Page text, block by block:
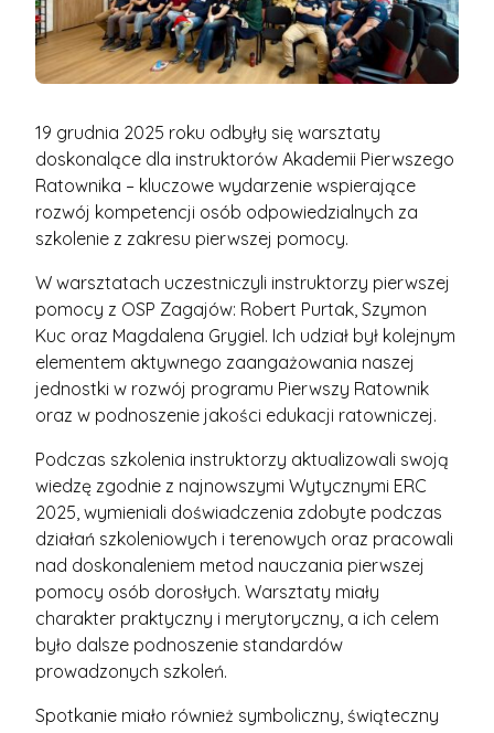
19 grudnia 2025 roku odbyły się warsztaty
doskonalące dla instruktorów Akademii Pierwszego
Ratownika – kluczowe wydarzenie wspierające
rozwój kompetencji osób odpowiedzialnych za
szkolenie z zakresu pierwszej pomocy.
W warsztatach uczestniczyli instruktorzy pierwszej
pomocy z OSP Zagajów: Robert Purtak, Szymon
Kuc oraz Magdalena Grygiel. Ich udział był kolejnym
elementem aktywnego zaangażowania naszej
jednostki w rozwój programu Pierwszy Ratownik
oraz w podnoszenie jakości edukacji ratowniczej.
Podczas szkolenia instruktorzy aktualizowali swoją
wiedzę zgodnie z najnowszymi Wytycznymi ERC
2025, wymieniali doświadczenia zdobyte podczas
działań szkoleniowych i terenowych oraz pracowali
nad doskonaleniem metod nauczania pierwszej
pomocy osób dorosłych. Warsztaty miały
charakter praktyczny i merytoryczny, a ich celem
było dalsze podnoszenie standardów
prowadzonych szkoleń.
Spotkanie miało również symboliczny, świąteczny